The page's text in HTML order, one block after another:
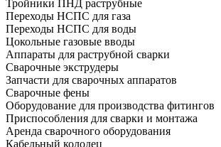
Тройники ПНД раструбные
Переходы НСПС для газа
Переходы НСПС для воды
Цокольные газовые вводы
Аппараты для раструбной сварки
Сварочные экструдеры
Запчасти для сварочных аппаратов
Сварочные фены
Оборудование для производства фитингов
Приспособления для сварки и монтажа
Аренда сварочного оборудования
Кабельный колодец